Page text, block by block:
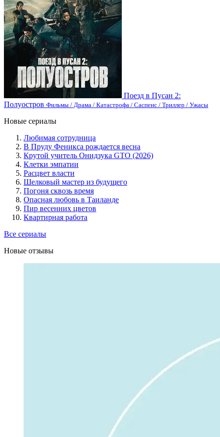
Поезд в Пусан 2:
Полуостров Фильмы / Драма / Катастрофа / Саспенс / Триллер / Ужасы
Новые сериалы
Любимая сотрудница
В Пруду Феникса рождается весна
Крутой учитель Онидзука GTO (2026)
Клетки эмпатии
Расцвет власти
Шелковый мастер из будущего
Погоня сквозь время
Опасная любовь в Таиланде
Пир весенних цветов
Квартирная работа
Все сериалы
Новые отзывы